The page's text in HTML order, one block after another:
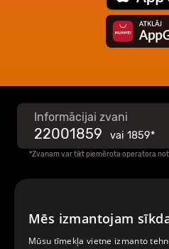
Informācijai zvani
22001859 vai 1859*
*Zvanam var tikt piemērota operatora
Par
Mēs izmantojam
Mūsu tīmekļa vietne izmanto